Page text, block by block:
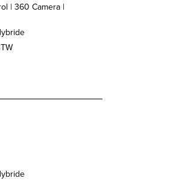
| 360 Camera |